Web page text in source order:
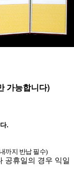
가능합니다)
.
까지 반납 필수)
공휴일의 경우 익일